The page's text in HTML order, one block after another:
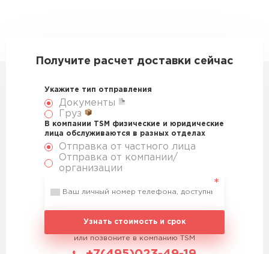
Получите расчет доставки сейчас
Укажите тип отправления
Документы
Груз
В компании TSM физические и юридические
лица обслуживаются в разных отделах
Отправка от частного лица
Отправка от компании/
организации
Узнать стоимость и срок
или позвоните в компанию TSM